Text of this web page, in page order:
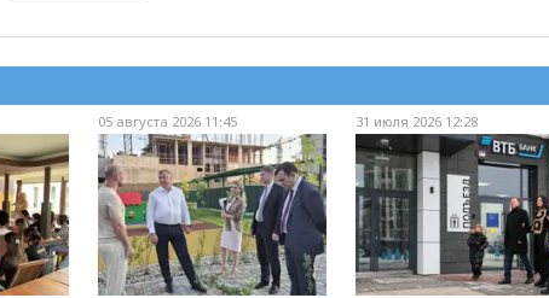
05 августа 2026 11:45 31 июля 2026 12:28